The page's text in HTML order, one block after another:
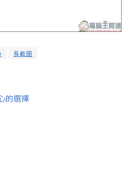
長截圖
的選擇